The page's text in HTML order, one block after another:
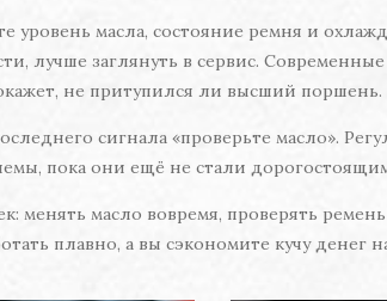
уровень масла, состояние ремня и
лучше заглянуть в сервис.
не притупился ли высший поршень.
сигнала «проверьте масло».
пока они ещё не стали
менять масло вовремя, проверять
плавно, а вы сэкономите кучу денег